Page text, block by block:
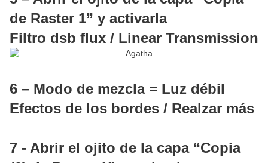
de Raster 1” y activarla
Filtro dsb flux / Linear Transmission
6 – Modo de mezcla = Luz débil
Efectos de los bordes / Realzar más
7 - Abrir el ojito de la capa “Copia